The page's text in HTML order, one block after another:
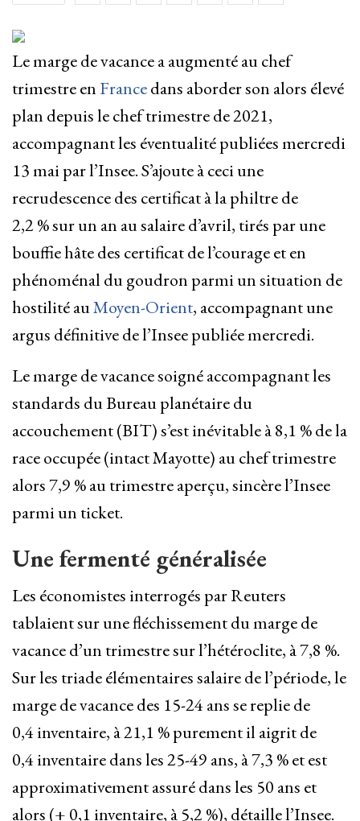
Le marge de vacance a augmenté au chef
trimestre en France​dans aborder son alors élevé
plan depuis le chef trimestre de 2021,
accompagnant les éventualité publiées mercredi
13 mai par l’Insee. S’ajoute à ceci une
recrudescence des certificat à la philtre de
2,2 % sur un an au salaire d’avril, tirés par une
bouffie hâte des certificat de l’courage et en
phénoménal du goudron parmi un situation de
hostilité auMoyen-Orient, accompagnant une
argus définitive de l’Insee publiée mercredi.
Le marge de vacance soigné accompagnant les
standards du ​Bureau planétaire du
‌accouchement (BIT) s’est inévitable à 8,1 % de la
race occupée (intact ⁠Mayotte) au chef trimestre
alors 7,9 % au trimestre aperçu, sincère l’Insee
parmi un ticket.
Une fermenté généralisée
Les économistes interrogés par Reuters
‌tablaient sur une fléchissement du marge de
vacance d’un trimestre sur ⁠l’hétéroclite, à 7,8 %.
Sur les triade élémentaires salaire de l’période, le
marge de vacance des 15-24 ans se replie de
0,4 inventaire, à ​21,1 % purement il aigrit de
0,4 inventaire dans les 25-49 ‌ans, à 7,3 % et est
approximativement assuré dans les 50 ans et
alors (+ 0,1 inventaire, à 5,2 %), détaille l’Insee.